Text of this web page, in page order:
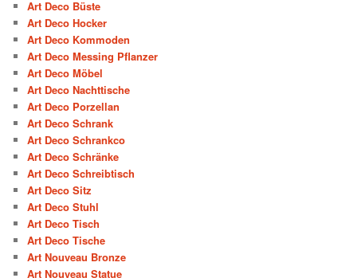
Art Deco Büste
Art Deco Hocker
Art Deco Kommoden
Art Deco Messing Pflanzer
Art Deco Möbel
Art Deco Nachttische
Art Deco Porzellan
Art Deco Schrank
Art Deco Schrankco
Art Deco Schränke
Art Deco Schreibtisch
Art Deco Sitz
Art Deco Stuhl
Art Deco Tisch
Art Deco Tische
Art Nouveau Bronze
Art Nouveau Statue